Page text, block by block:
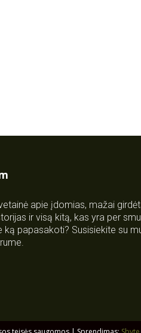
apie įdomias, mažai
ir visą kitą, kas yra per
ką papasakoti? Susisiekite su